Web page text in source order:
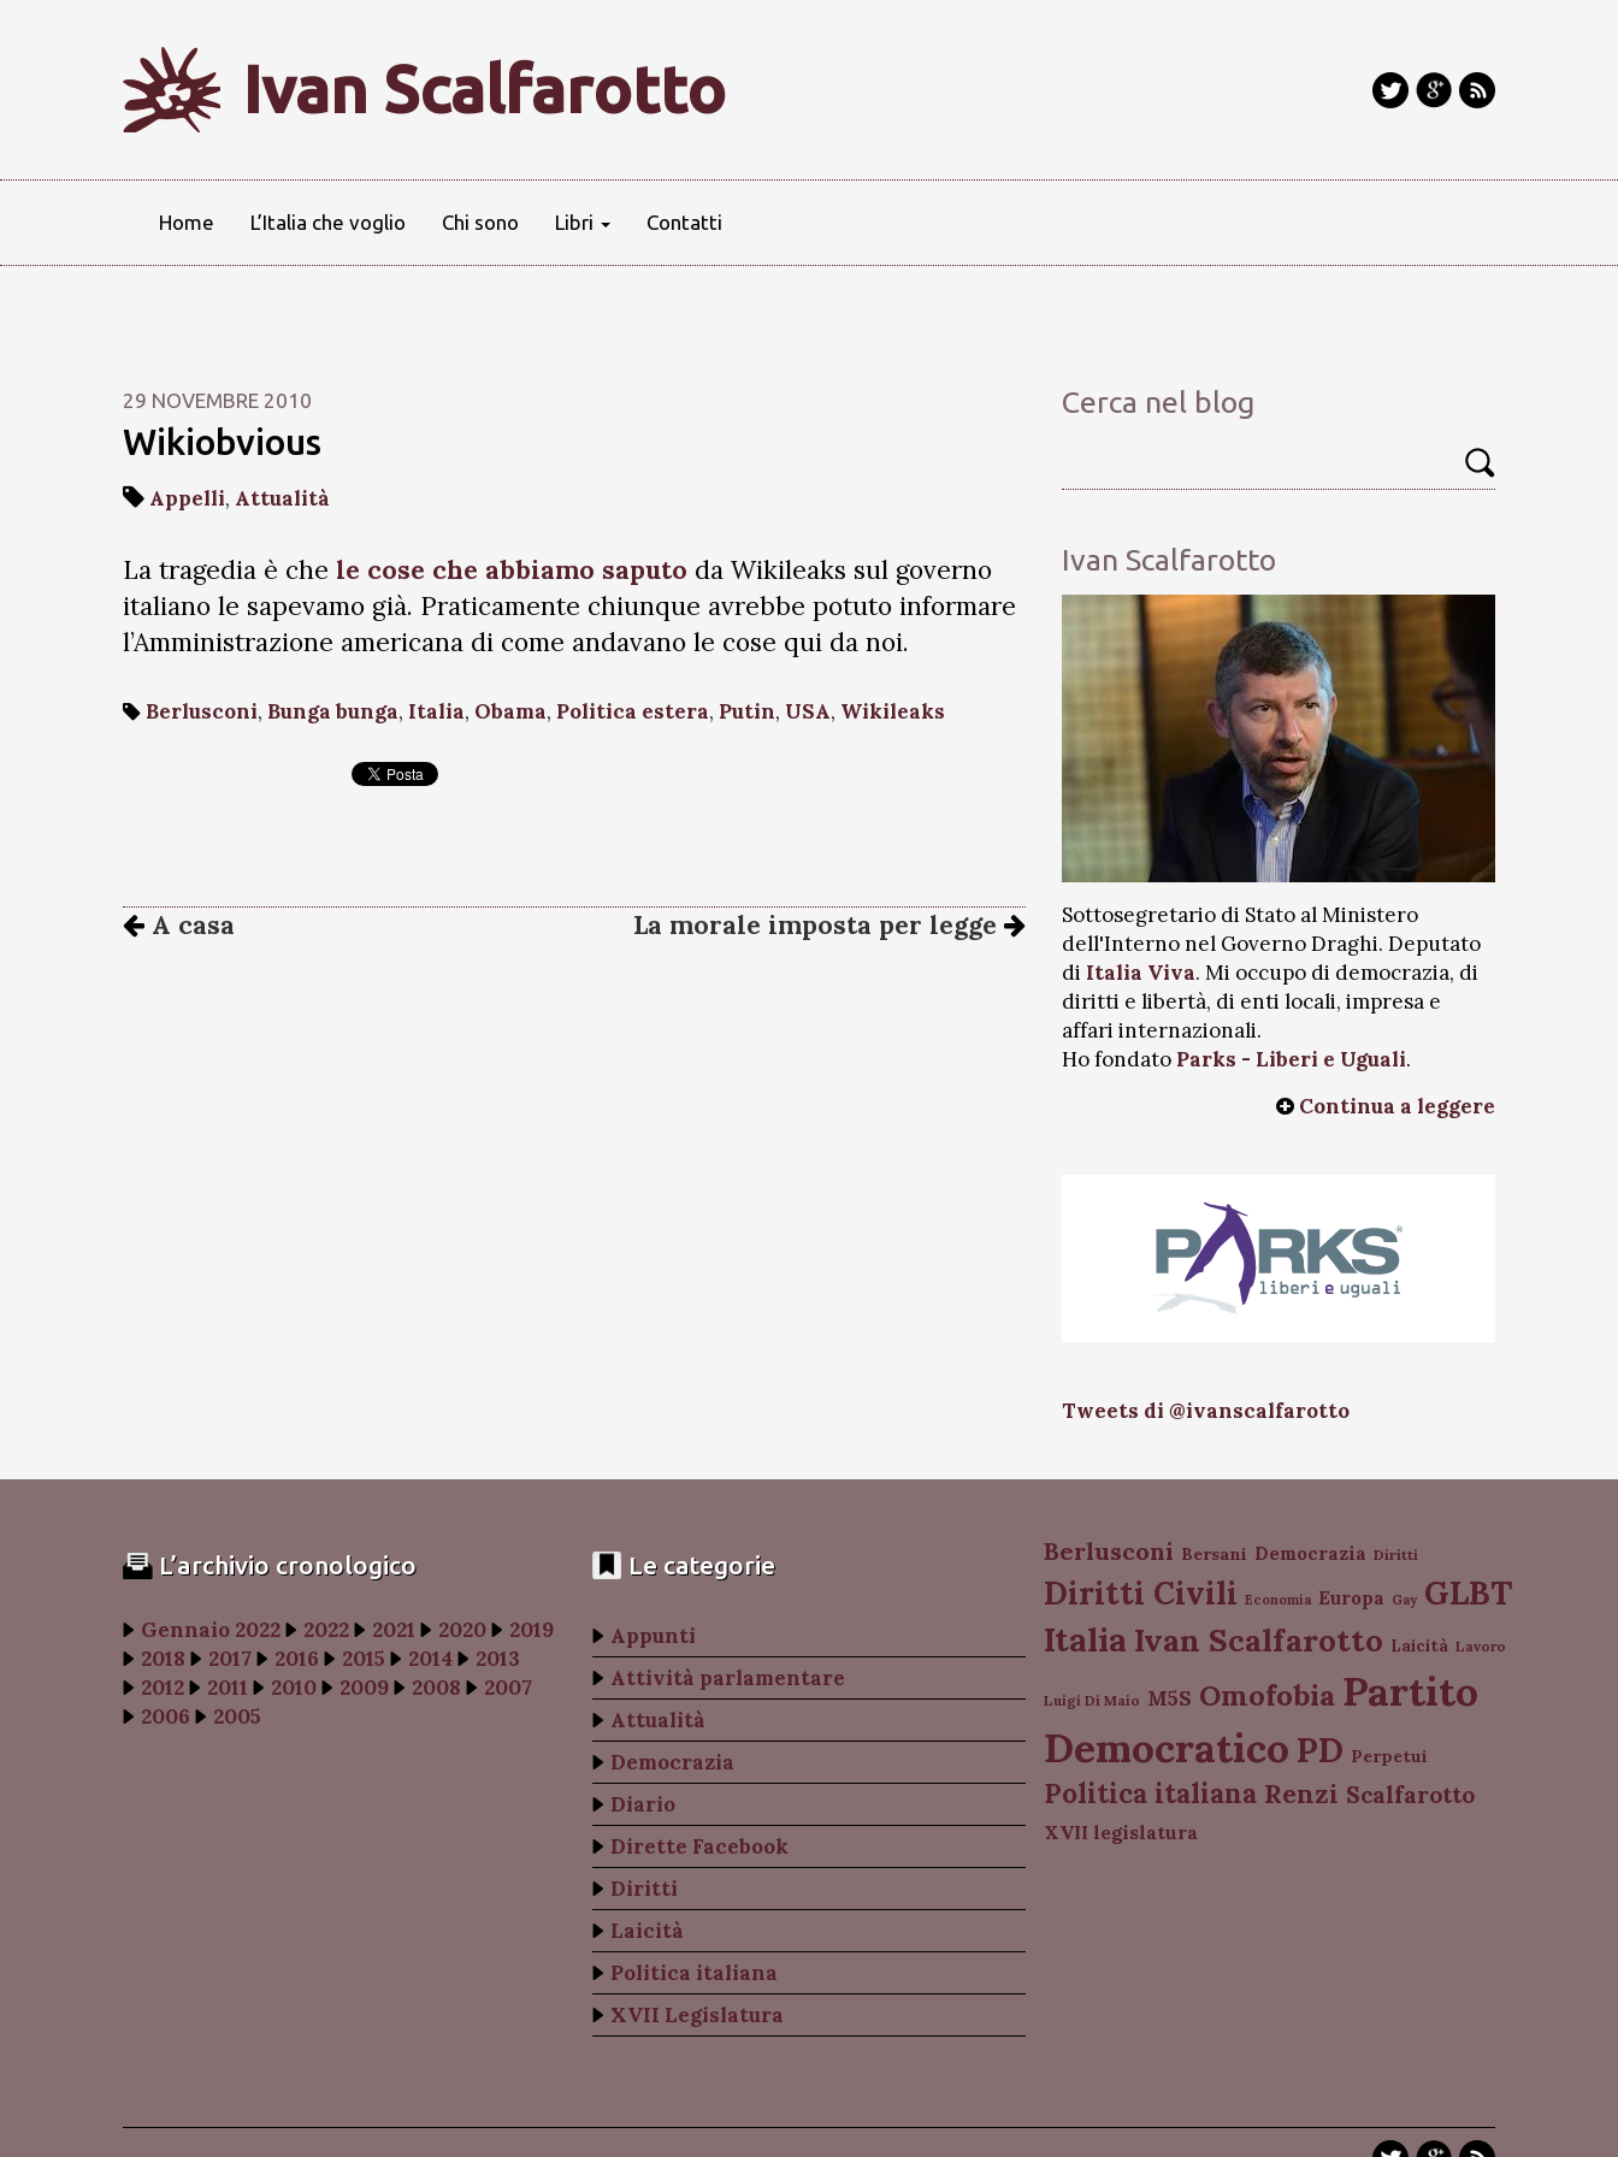
Ivan Scalfarotto
Home L’Italia che voglio Chi sono Libri Contatti
29 NOVEMBRE 2010
Wikiobvious
Appelli, Attualità
La tragedia è che le cose che abbiamo saputo da Wikileaks sul governo
italiano le sapevamo già. Praticamente chiunque avrebbe potuto informare
l’Amministrazione americana di come andavano le cose qui da noi.
Berlusconi, Bunga bunga, Italia, Obama, Politica estera, Putin, USA, Wikileaks
A casa La morale imposta per legge
Cerca nel blog
Ivan Scalfarotto
Sottosegretario di Stato al Ministero
dell'Interno nel Governo Draghi. Deputato
di Italia Viva. Mi occupo di democrazia, di
diritti e libertà, di enti locali, impresa e
affari internazionali.
Ho fondato Parks - Liberi e Uguali.
Continua a leggere
Tweets di @ivanscalfarotto
L’archivio cronologico
Gennaio 2022 2022 2021 2020
2019
2018
2017 2016 2015 2014
2013
2012
2011 2010 2009 2008
2007
2006
2005
Le categorie
Appunti
Attività parlamentare
Attualità
Democrazia
Diario
Dirette Facebook
Diritti
Laicità
Politica italiana
XVII Legislatura
Berlusconi Bersani Democrazia Diritti
Diritti Civili Economia Europa Gay GLBT
Italia Ivan Scalfarotto Laicità Lavoro
Luigi Di Maio M5S Omofobia Partito
Democratico PD Perpetui
Politica italiana Renzi Scalfarotto
XVII legislatura